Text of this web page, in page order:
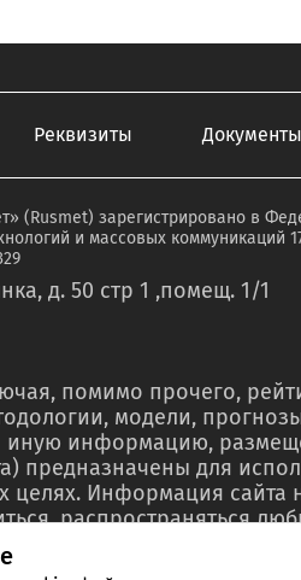
Реквизиты Документы
(Rusmet) зарегистрировано в
и массовых коммуникаций
д. 50 стр 1 ,помещ. 1/1
помимо прочего,
модели,
иную информацию,
предназначены для
целях. Информация сайта
распространяться
в рекламных
в сводках